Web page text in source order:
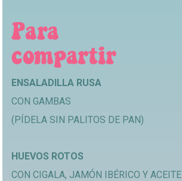
ENSALADILLA RUSA
CON GAMBAS
(PÍDELA SIN PALITOS DE PAN)
HUEVOS ROTOS
CON CIGALA, JAMÓN IBÉRICO Y ACEITE